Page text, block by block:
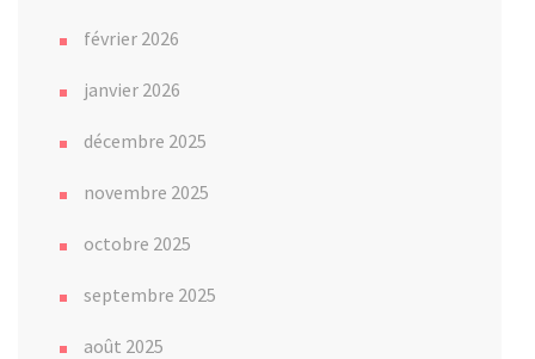
février 2026
janvier 2026
décembre 2025
novembre 2025
octobre 2025
septembre 2025
août 2025